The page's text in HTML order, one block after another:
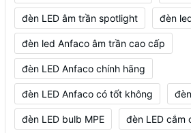
đèn LED âm trần spotlight đèn
đèn led Anfaco âm trần cao cấp
đèn LED Anfaco chính hãng
đèn LED Anfaco có tốt không
đèn LED bulb MPE đèn LED cắm